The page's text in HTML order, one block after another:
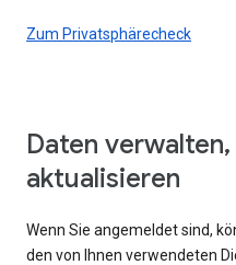
Zum Privatsphärecheck
Daten
aktualisieren
Wenn Sie angemeldet sind,
den von Ihnen verwendeten